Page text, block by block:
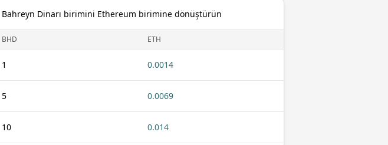
Bahreyn Dinarı birimini Ethereum birimine dönüştürün
BHD ETH
1 0.0014
5 0.0069
10 0.014